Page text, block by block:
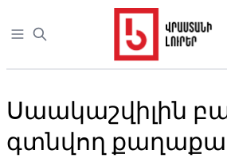
Open sidebar
Սաակաշվիլին
գտնվող